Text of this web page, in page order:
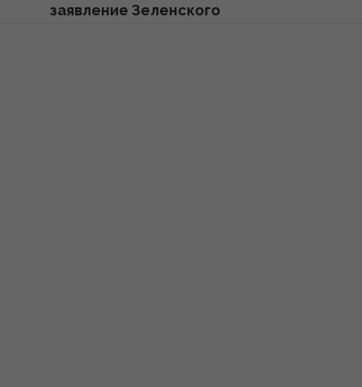
реальное условие
заявление Зеленского